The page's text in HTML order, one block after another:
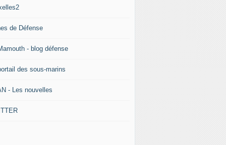
de Défense
- blog défense
des sous-marins
- Les nouvelles